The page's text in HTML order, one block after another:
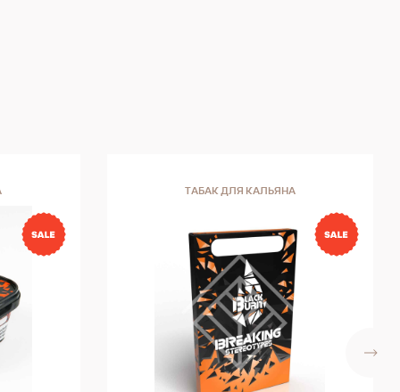
ТАБАК ДЛЯ КАЛЬЯНА